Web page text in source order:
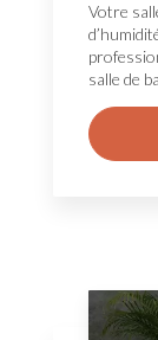
Votre
salle de